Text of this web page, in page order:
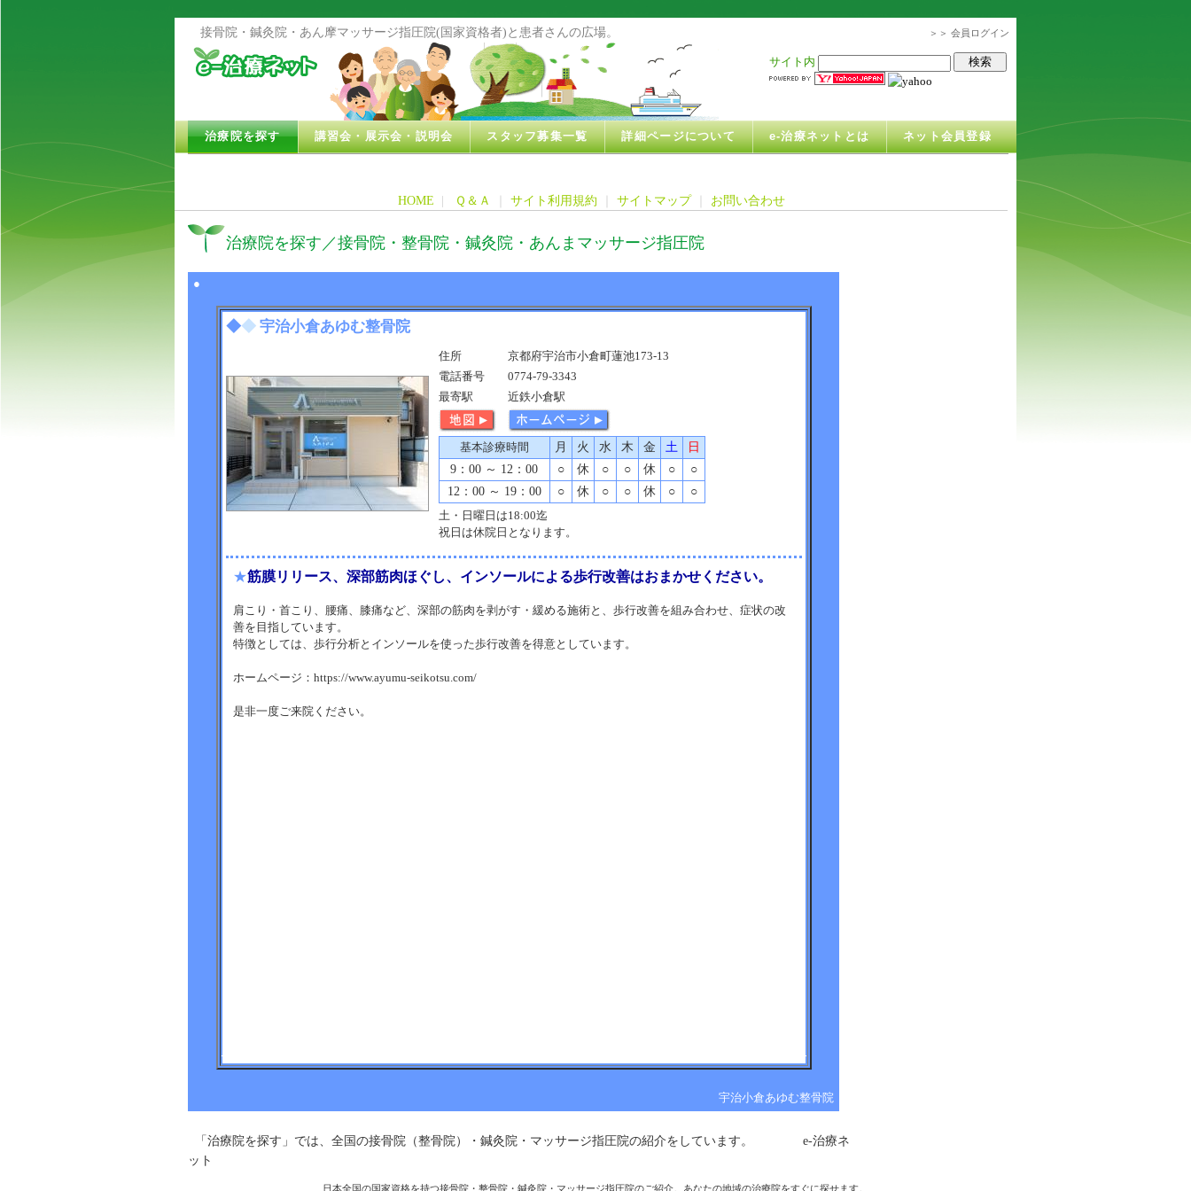
接骨院・鍼灸院・あん摩マッサージ指圧院(国家資格者)と患者さんの広場。 ＞＞ 会員ログイン
サイト内
治療院を探す 講習会・展示会・説明会 スタッフ募集一覧 詳細ページについて e-治療ネットとは ネット会員登録
HOME | Ｑ＆Ａ サイト利用規約 サイトマップ｜ お問い合わせ
治療院を探す／接骨院・整骨院・鍼灸院・あんまマッサージ指圧院
●
◆◆宇治小倉あゆむ整骨院
住所
京都府宇治市小倉町蓮池173-13
電話番号
0774-79-3343
最寄駅
近鉄小倉駅
基本診療時間 月 火 水 木 金 土
日
9：00 ～ 12：00
○ 休 ○ ○ 休 ○
○
12：00 ～ 19：00
○ 休 ○ ○ 休 ○
○
土・日曜日は18:00迄
祝日は休院日となります。
★筋膜リリース、深部筋肉ほぐし、インソールによる歩行改善はおまかせください。
肩こり・首こり、腰痛、膝痛など、深部の筋肉を剥がす・緩める施術と、歩行改善を組み合わせ、症状の改
善を目指しています。
特徴としては、歩行分析とインソールを使った歩行改善を得意としています。
ホームページ：https://www.ayumu-seikotsu.com/
是非一度ご来院ください。
宇治小倉あゆむ整骨院
「治療院を探す」では、全国の接骨院（整骨院）・鍼灸院・マッサージ指圧院の紹介をしています。 e-治療ネ
ット
日本全国の国家資格を持つ接骨院・整骨院・鍼灸院・マッサージ指圧院のご紹介。あなたの地域の治療院をすぐに探せます。